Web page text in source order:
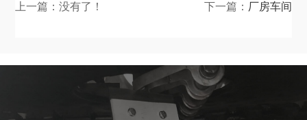
上一篇：没有了！ 下一篇： 厂房车间